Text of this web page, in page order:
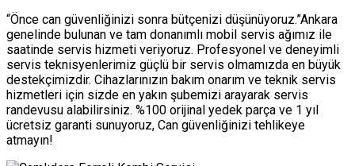
“Önce can güvenliğinizi sonra bütçenizi düşünüyoruz.”Ankara
genelinde bulunan ve tam donanımlı mobil servis ağımız ile
saatinde servis hizmeti veriyoruz. Profesyonel ve deneyimli
servis teknisyenlerimiz güçlü bir servis olmamızda en büyük
destekçimizdir. Cihazlarınızın bakım onarım ve teknik servis
hizmetleri için sizde en yakın şubemizi arayarak servis
randevusu alabilirsiniz. %100 orijinal yedek parça ve 1 yıl
ücretsiz garanti sunuyoruz, Can güvenliğinizi tehlikeye
atmayın!